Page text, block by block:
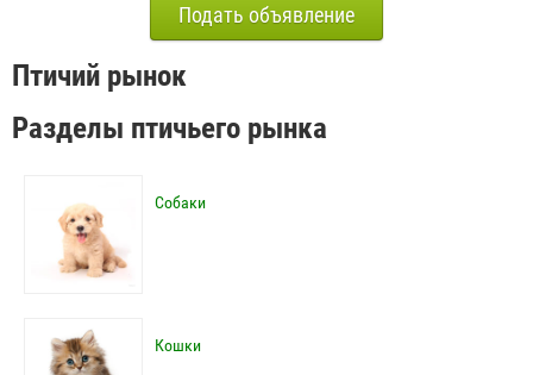
Подать объявление
Птичий рынок
Разделы птичьего рынка
Собаки
Кошки